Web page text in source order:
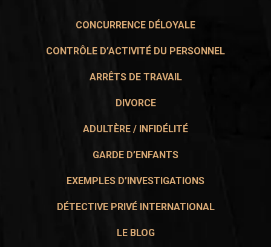
CONCURRENCE DÉLOYALE
CONTRÔLE D’ACTIVITÉ DU PERSONNEL
ARRÊTS DE TRAVAIL
DIVORCE
ADULTÈRE / INFIDÉLITÉ
GARDE D’ENFANTS
EXEMPLES D’INVESTIGATIONS
DÉTECTIVE PRIVÉ INTERNATIONAL
LE BLOG